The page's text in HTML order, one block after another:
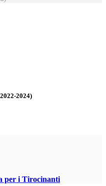
2024)
per i Tirocinanti